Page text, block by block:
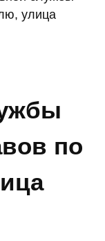
улица
по